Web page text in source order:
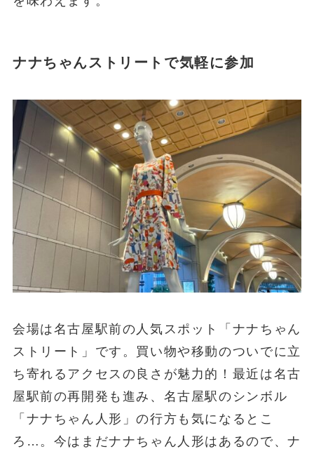
ナナちゃんストリートで気軽に参加
会場は名古屋駅前の人気スポット「ナナちゃん
ストリート」です。買い物や移動のついでに立
ち寄れるアクセスの良さが魅力的！最近は名古
屋駅前の再開発も進み、名古屋駅のシンボル
「ナナちゃん人形」の行方も気になるとこ
ろ…。今はまだナナちゃん人形はあるので、ナ